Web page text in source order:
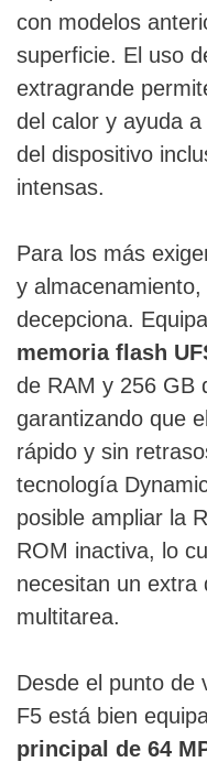
con modelos
superficie. El uso
extragrande
del calor y ayuda
del dispositivo
intensas.
Para los más
y
decepciona.
memoria flash
de RAM y 256 GB
garantizando que
rápido y sin
tecnología
posible ampliar la
ROM inactiva, lo
necesitan un extra
multitarea.
Desde el punto de
F5 está bien
principal de 64